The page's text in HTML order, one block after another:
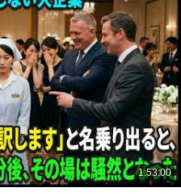
1:53:00